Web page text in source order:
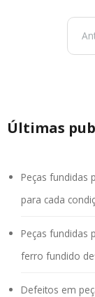
Últimas
Peças fundidas
para cada
Peças fundidas
ferro fundido
Defeitos em